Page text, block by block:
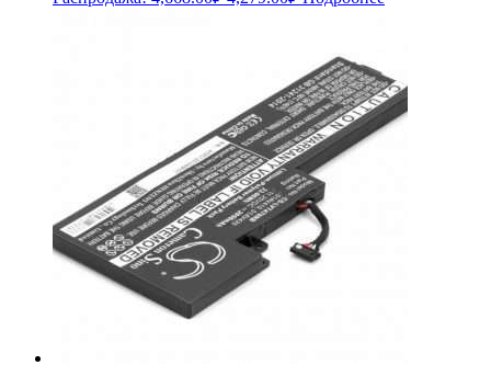
цена: